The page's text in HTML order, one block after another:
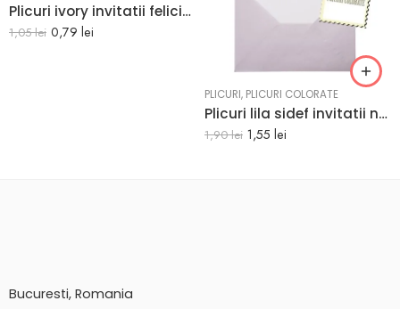
Plicuri ivory invitatii felicitare 82 x 113 mm set 20 buc
1,05lei 0,79 lei
PLICURI, PLICURI COLORATE
Plicuri lila sidef invitatii nunta C5 162 x 229 mm set 20 buc
1,90lei 1,55 lei
Bucuresti, Romania